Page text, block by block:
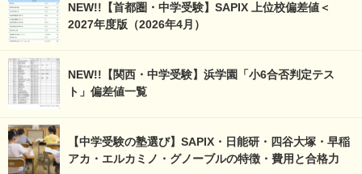
NEW!!【首都圏・中学受験】SAPIX 上位校偏差値＜
2027年度版（2026年4月）
NEW!!【関西・中学受験】浜学園「小6合否判定テス
ト」偏差値一覧
【中学受験の塾選び】SAPIX・日能研・四谷大塚・早稲
アカ・エルカミノ・グノーブルの特徴・費用と合格力